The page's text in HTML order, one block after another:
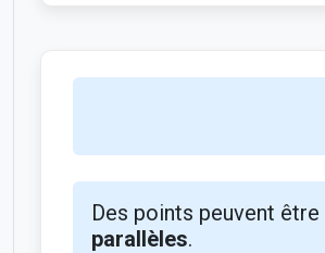
Des points peuvent être
parallèles.